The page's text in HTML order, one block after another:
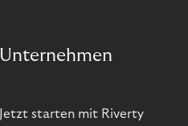
Unternehmen
Jetzt starten mit Riverty